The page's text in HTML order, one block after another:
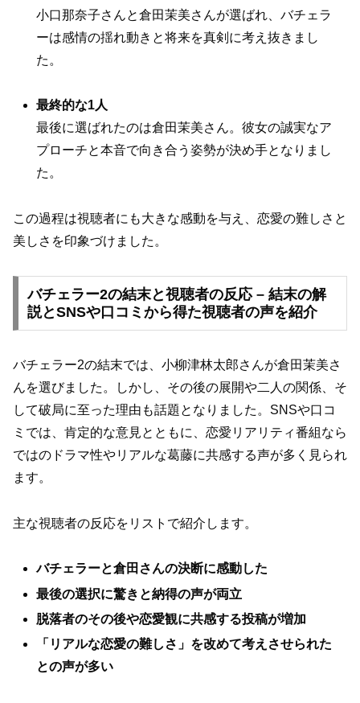
小口那奈子さんと倉田茉美さんが選ばれ、バチェラ
ーは感情の揺れ動きと将来を真剣に考え抜きまし
た。
最終的な1人
最後に選ばれたのは倉田茉美さん。彼女の誠実なア
プローチと本音で向き合う姿勢が決め手となりまし
た。
この過程は視聴者にも大きな感動を与え、恋愛の難しさと
美しさを印象づけました。
バチェラー2の結末と視聴者の反応 – 結末の解
説とSNSや口コミから得た視聴者の声を紹介
バチェラー2の結末では、小柳津林太郎さんが倉田茉美さ
んを選びました。しかし、その後の展開や二人の関係、そ
して破局に至った理由も話題となりました。SNSや口コ
ミでは、肯定的な意見とともに、恋愛リアリティ番組なら
ではのドラマ性やリアルな葛藤に共感する声が多く見られ
ます。
主な視聴者の反応をリストで紹介します。
バチェラーと倉田さんの決断に感動した
最後の選択に驚きと納得の声が両立
脱落者のその後や恋愛観に共感する投稿が増加
「リアルな恋愛の難しさ」を改めて考えさせられた
との声が多い